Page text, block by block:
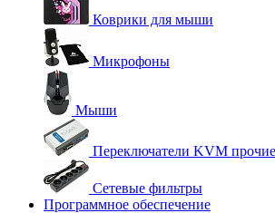
Коврики для мыши
Микрофоны
Мыши
Переключатели KVM прочие
Сетевые фильтры
Программное обеспечение